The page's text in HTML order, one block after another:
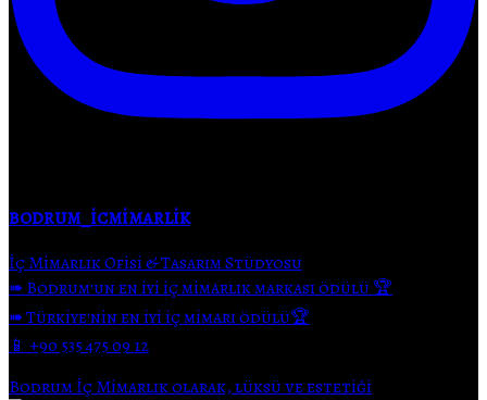
bodrum_icmimarlik
İç Mimarlık Ofisi & Tasarım Stüdyosu
➠ Bodrum'un en iyi iç mimarlık markası ödülü 🏆
➠ Türkiye'nin en iyi iç mimarı ödülü🏆
📱 +90 535 475 09 12
Bodrum İç Mimarlık olarak, lüksü ve estetiği